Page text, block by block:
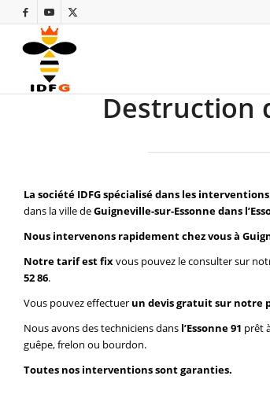
Destruction
La société IDFG spécialisé dans les
dans la ville deGuigneville-sur-Essonne dans
Nous intervenons rapidement chez vous à
Notre tarif est fixvous pouvez le consulter sur
52 86.
Vous pouvez effectuer un devis gratuit sur notre
Nous avons des techniciens dans l’Essonne 91 prêt
guêpe, frelon ou bourdon.
Toutes nos interventions sont garanties.